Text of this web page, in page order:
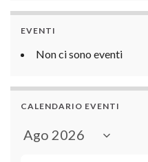
EVENTI
Non ci sono eventi
CALENDARIO EVENTI